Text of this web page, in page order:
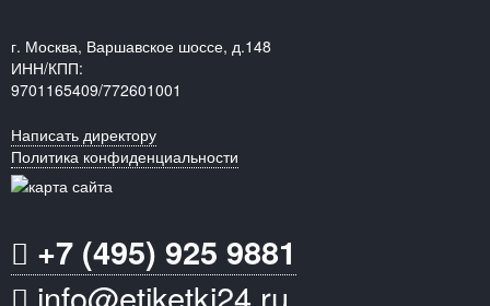
г. Москва, Варшавское шоссе, д.148
ИНН/КПП:
9701165409/772601001
Написать директору
Политика конфиденциальности
+7 (495) 925 9881
info@etiketki24.ru